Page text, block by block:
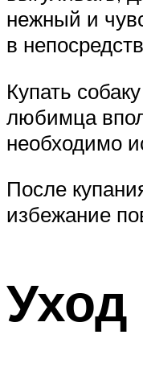
нежный и
в
Купать
любимца
необходимо
После
избежание
Уход